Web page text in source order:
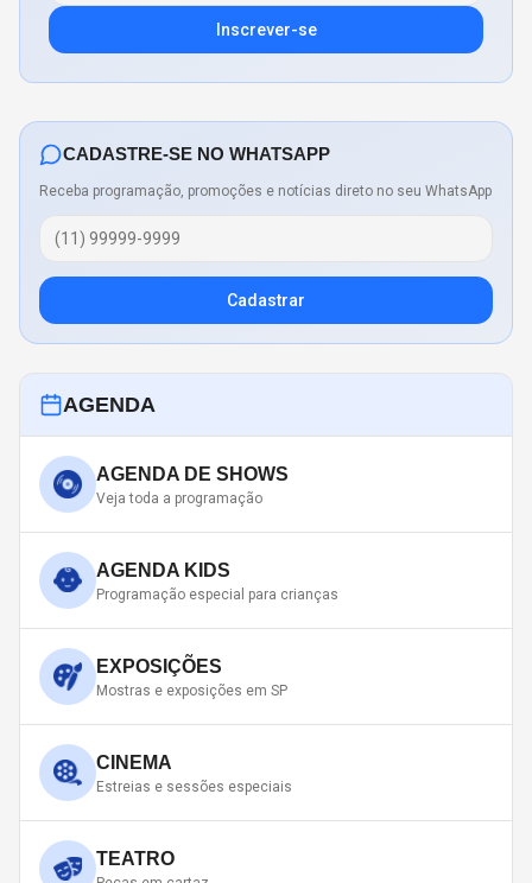
Inscrever-se
CADASTRE-SE NO WHATSAPP
Receba programação, promoções e notícias direto no seu WhatsApp
Cadastrar
AGENDA
AGENDA DE SHOWS
Veja toda a programação
AGENDA KIDS
Programação especial para crianças
EXPOSIÇÕES
Mostras e exposições em SP
CINEMA
Estreias e sessões especiais
TEATRO